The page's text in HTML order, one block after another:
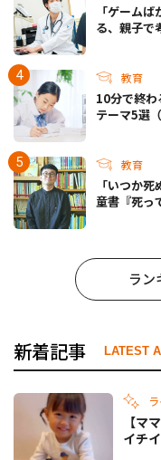
「ゲーム
る、親子で
教育
10分で終
テーマ5選
教育
「いつか
童書『死っ
ラン
新着記事 LATEST
【マ
イチ